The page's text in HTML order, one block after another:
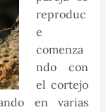
reproduc
e
comenza
ndo con
el cortejo
en varias